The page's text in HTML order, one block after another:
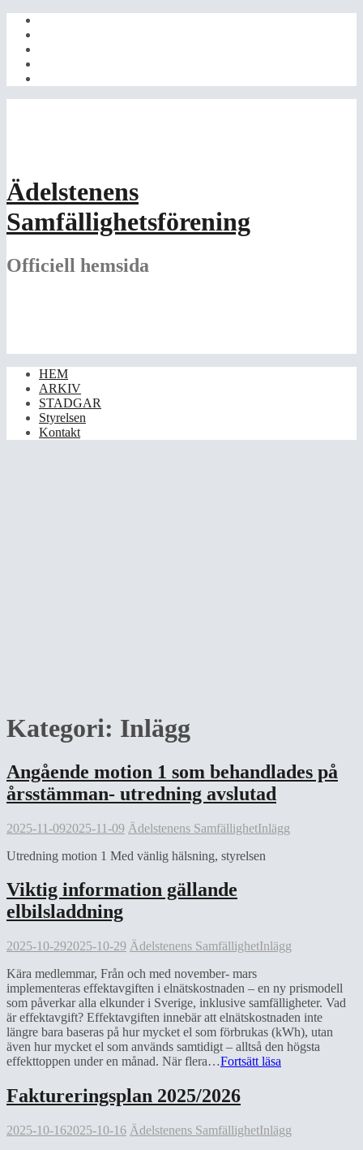
innehåll
Ädelstenens
Samfällighetsförening
Officiell hemsida
HEM
ARKIV
STADGAR
Styrelsen
Kontakt
Kategori: Inlägg
Angående motion 1 som behandlades på
årsstämman- utredning avslutad
2025-11-092025-11-09 Ädelstenens SamfällighetInlägg
Utredning motion 1 Med vänlig hälsning, styrelsen
Viktig information gällande
elbilsladdning
2025-10-292025-10-29 Ädelstenens SamfällighetInlägg
Kära medlemmar, Från och med november- mars
implementeras effektavgiften i elnätskostnaden – en ny prismodell
som påverkar alla elkunder i Sverige, inklusive samfälligheter. Vad
är effektavgift? Effektavgiften innebär att elnätskostnaden inte
längre bara baseras på hur mycket el som förbrukas (kWh), utan
även hur mycket el som används samtidigt – alltså den högsta
effekttoppen under en månad. När flera…Fortsätt läsa
Faktureringsplan 2025/2026
2025-10-162025-10-16 Ädelstenens SamfällighetInlägg